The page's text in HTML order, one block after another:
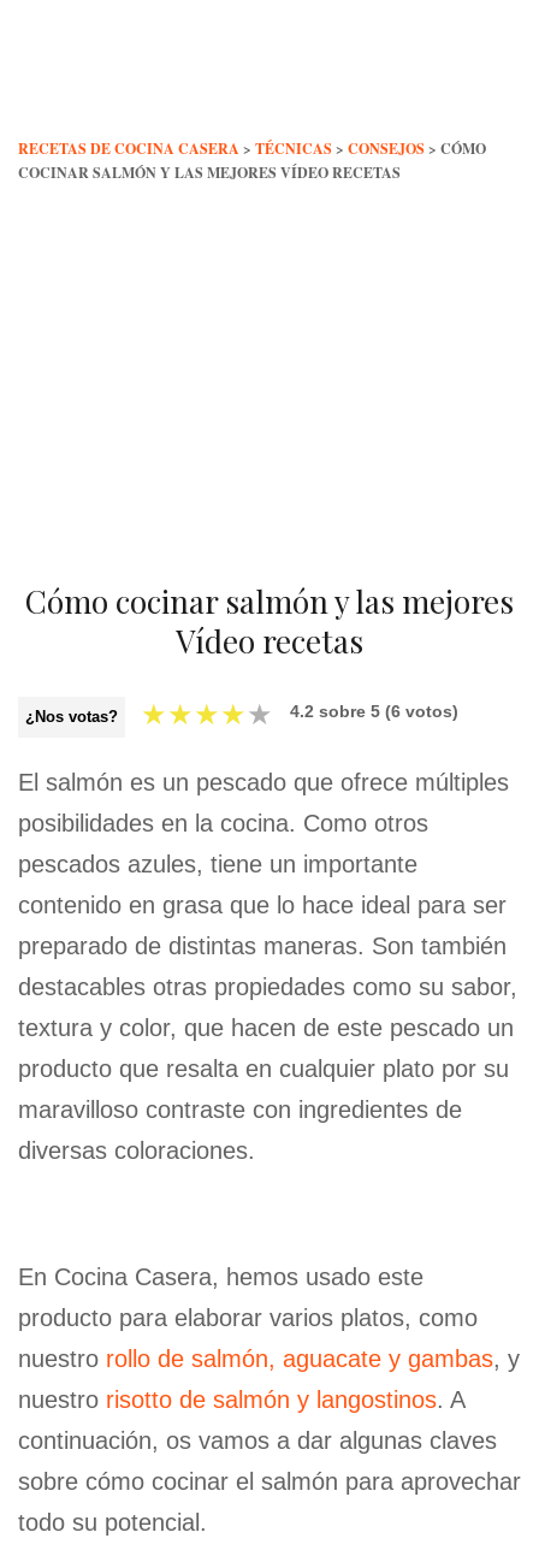
RECETAS DE COCINA CASERA > TÉCNICAS > CONSEJOS > CÓMO
COCINAR SALMÓN Y LAS MEJORES VÍDEO RECETAS
Cómo cocinar salmón y las mejores
Vídeo recetas
¿Nos votas? ★★★★★ 4.2 sobre 5 (6 votos)
El salmón es un pescado que ofrece múltiples
posibilidades en la cocina. Como otros
pescados azules, tiene un importante
contenido en grasa que lo hace ideal para ser
preparado de distintas maneras. Son también
destacables otras propiedades como su sabor,
textura y color, que hacen de este pescado un
producto que resalta en cualquier plato por su
maravilloso contraste con ingredientes de
diversas coloraciones.
En Cocina Casera, hemos usado este
producto para elaborar varios platos, como
nuestro rollo de salmón, aguacate y gambas, y
nuestro risotto de salmón y langostinos. A
continuación, os vamos a dar algunas claves
sobre cómo cocinar el salmón para aprovechar
todo su potencial.